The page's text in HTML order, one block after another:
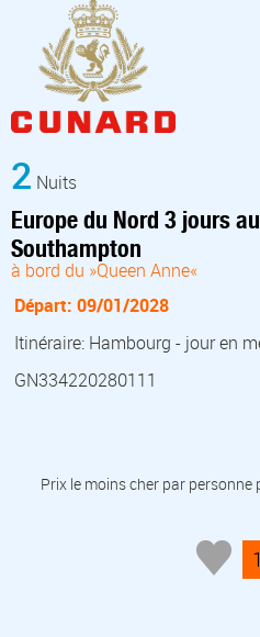
2 Nuits
Europe du Nord 3 jours
Southampton
à bord du »Queen Anne«
Départ: 09/01/2028
Itinéraire: Hambourg - jour en
GN334220280111
Prix le moins cher par